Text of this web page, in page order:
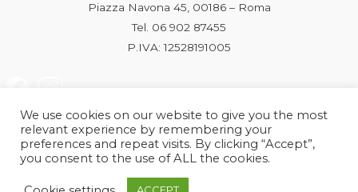
Piazza Navona 45, 00186 – Roma
Tel. 06 902 87455
P.IVA: 12528191005
We use cookies on our website to give you the most
relevant experience by remembering your
preferences and repeat visits. By clicking “Accept”,
you consent to the use of ALL the cookies.